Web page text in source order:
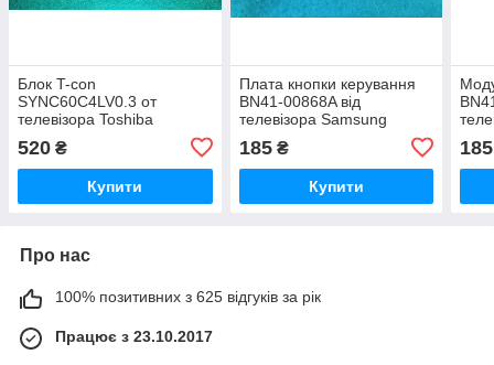
Блок T-con
SYNC60C4LV0.3 от
телевізора Toshiba
520 ₴
Купити
Плата кнопки керування
BN41-00868A від
телевізора Samsung
185₴
Купити
185
Про нас
100% позитивних з 625 відгуків за рік
Працює з 23.10.2017